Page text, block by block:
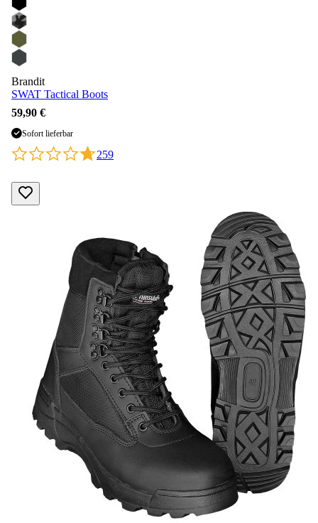
Brandit
SWAT Tactical Boots
59,90 €
Sofort lieferbar
259